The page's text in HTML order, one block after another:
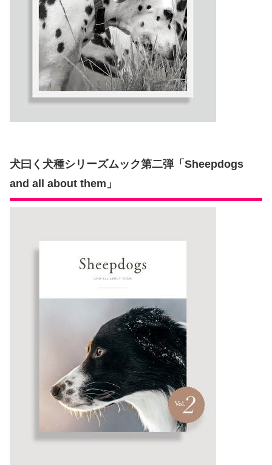
犬曰く犬種シリーズムック第二弾「Sheepdogs
and all about them」